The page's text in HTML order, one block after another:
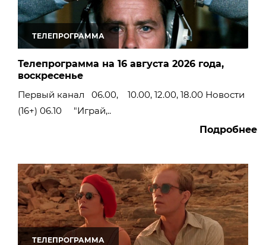
ТЕЛЕПРОГРАММА
Телепрограмма на 16 августа 2026 года,
воскресенье
Первый канал 06.00, 10.00, 12.00, 18.00 Новости
(16+) 06.10 "Играй,..
Подробнее
ТЕЛЕПРОГРАММА